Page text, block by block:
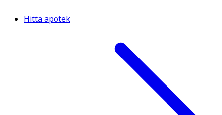
Hitta apotek